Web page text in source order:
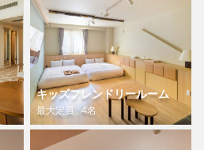
キッズフレンドリールーム
最大定員 : 4名